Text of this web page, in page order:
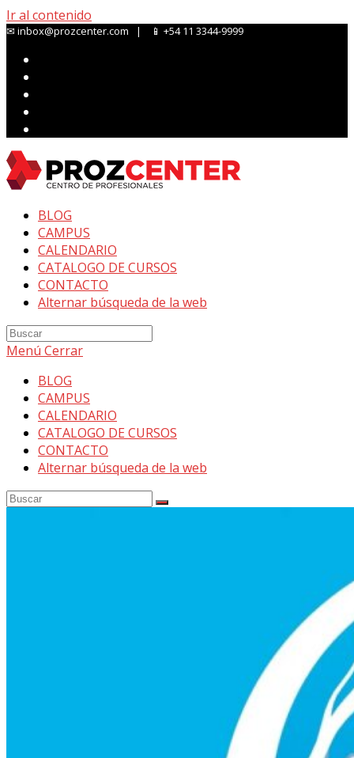
Ir al contenido
✉ inbox@prozcenter.com | 📱 +54 11 3344-9999
BLOG
CAMPUS
CALENDARIO
CATALOGO DE CURSOS
CONTACTO
Alternar búsqueda de la web
Menú Cerrar
BLOG
CAMPUS
CALENDARIO
CATALOGO DE CURSOS
CONTACTO
Alternar búsqueda de la web